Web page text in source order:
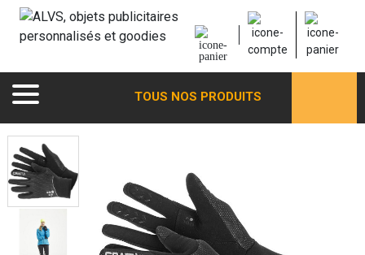
TOUS NOS PRODUITS